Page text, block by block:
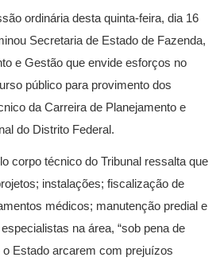
ordinária desta quinta-feira, dia 16
Secretaria de Estado de Fazenda,
e Gestão que envide esforços no
público para provimento dos
da Carreira de Planejamento e
do Distrito Federal.
corpo técnico do Tribunal ressalta que
instalações; fiscalização de
médicos; manutenção predial e
na área, “sob pena de
Estado arcarem com prejuízos